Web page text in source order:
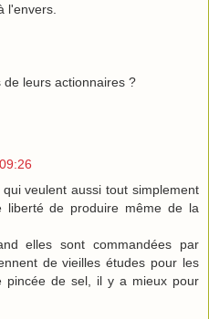
l'envers.
leurs actionnaires ?
veulent aussi tout simplement
liberté de produire même de la
elles sont commandées par
de vieilles études pour les
pincée de sel, il y a mieux pour